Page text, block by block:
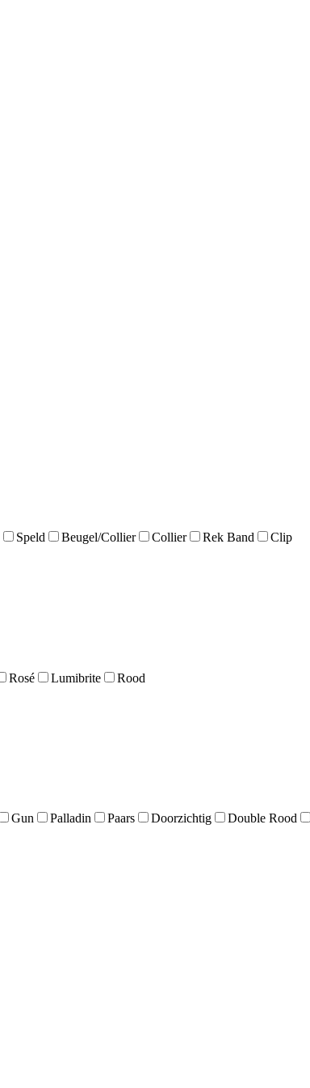
Speld Beugel/Collier Collier Rek Band Clip
Rosé Lumibrite Rood
Gun Palladin Paars Doorzichtig Double Rood